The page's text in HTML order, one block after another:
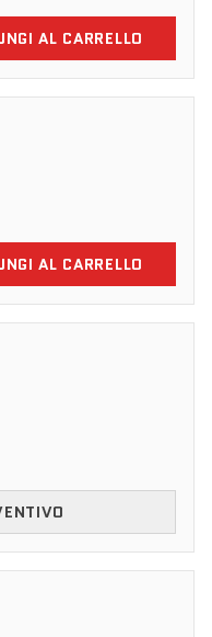
AL CARRELLO
AL CARRELLO